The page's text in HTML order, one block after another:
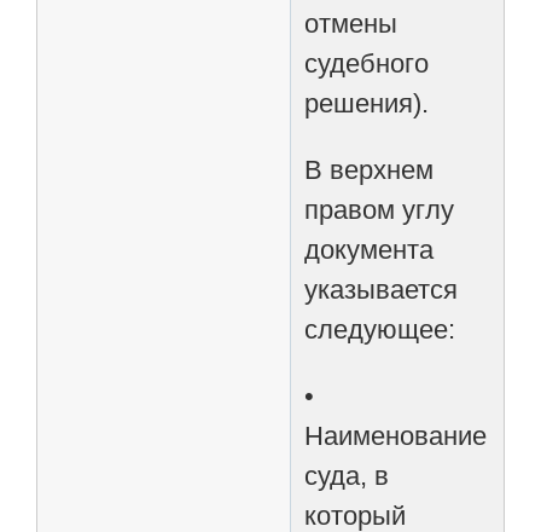
отмены
судебного
решения).
В верхнем
правом углу
документа
указывается
следующее:
•
Наименование
суда, в
который